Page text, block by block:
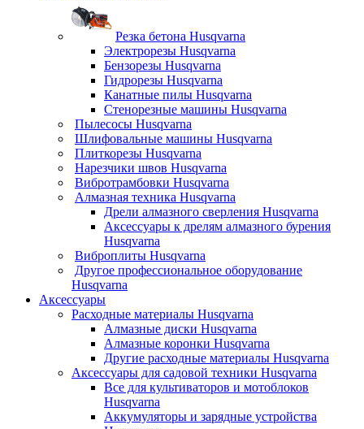
Резка бетона Husqvarna
Электрорезы Husqvarna
Бензорезы Husqvarna
Гидрорезы Husqvarna
Канатные пилы Husqvarna
Стенорезные машины Husqvarna
Пылесосы Husqvarna
Шлифовальные машины Husqvarna
Плиткорезы Husqvarna
Нарезчики швов Husqvarna
Вибротрамбовки Husqvarna
Алмазная техника Husqvarna
Дрели алмазного сверления Husqvarna
Аксессуары к дрелям алмазного бурения
Husqvarna
Виброплиты Husqvarna
Другое профессиональное оборудование
Husqvarna
Аксессуары
Расходные материалы Husqvarna
Алмазные диски Husqvarna
Алмазные коронки Husqvarna
Другие расходные материалы Husqvarna
Аксессуары для садовой техники Husqvarna
Все для культиваторов и мотоблоков
Husqvarna
Аккумуляторы и зарядные устройства